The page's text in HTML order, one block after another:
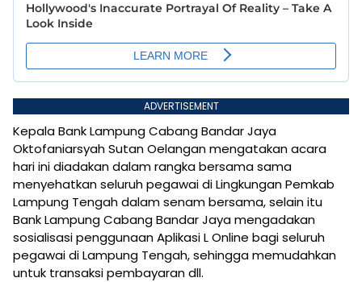
ADVERTISEMENT
Kepala Bank Lampung Cabang Bandar Jaya
Oktofaniarsyah Sutan Oelangan mengatakan acara
hari ini diadakan dalam rangka bersama sama
menyehatkan seluruh pegawai di Lingkungan Pemkab
Lampung Tengah dalam senam bersama, selain itu
Bank Lampung Cabang Bandar Jaya mengadakan
sosialisasi penggunaan Aplikasi L Online bagi seluruh
pegawai di Lampung Tengah, sehingga memudahkan
untuk transaksi pembayaran dll.